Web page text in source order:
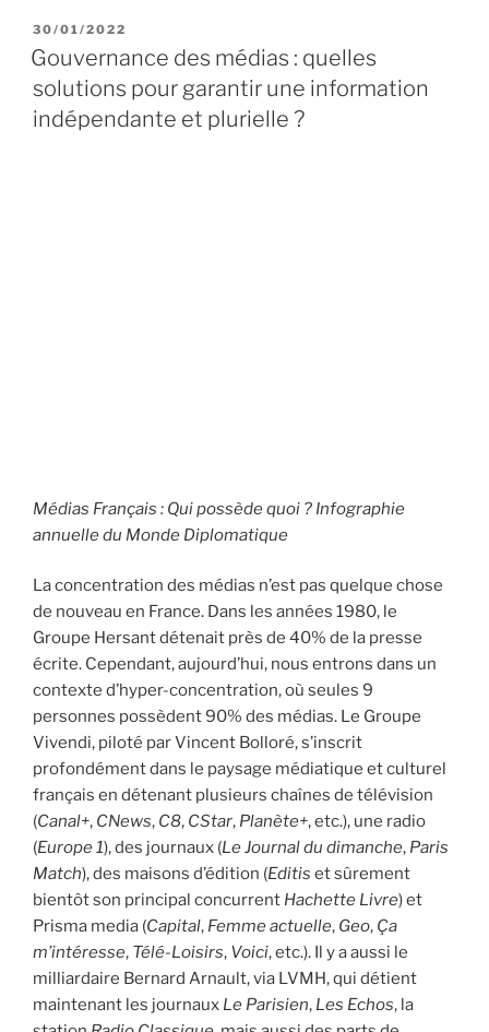
P
U
B
L
I
É
30/01/2022
Gouvernance des médias : quelles
solutions pour garantir une information
indépendante et plurielle ?
Médias Français : Qui possède quoi ? Infographie
annuelle du Monde Diplomatique
La concentration des médias n’est pas quelque chose
de nouveau en France. Dans les années 1980, le
Groupe Hersant détenait près de 40% de la presse
écrite. Cependant, aujourd’hui, nous entrons dans un
contexte d’hyper-concentration, où seules 9
personnes possèdent 90% des médias. Le Groupe
Vivendi, piloté par Vincent Bolloré, s’inscrit
profondément dans le paysage médiatique et culturel
français en détenant plusieurs chaînes de télévision
(Canal+, CNews, C8, CStar, Planète+, etc.), une radio
(Europe 1), des journaux (Le Journal du dimanche, Paris
Match), des maisons d’édition (Editis et sûrement
bientôt son principal concurrent Hachette Livre) et
Prisma media (Capital, Femme actuelle, Geo, Ça
m’intéresse, Télé-Loisirs, Voici, etc.). Il y a aussi le
milliardaire Bernard Arnault, via LVMH, qui détient
maintenant les journaux Le Parisien, Les Echos, la